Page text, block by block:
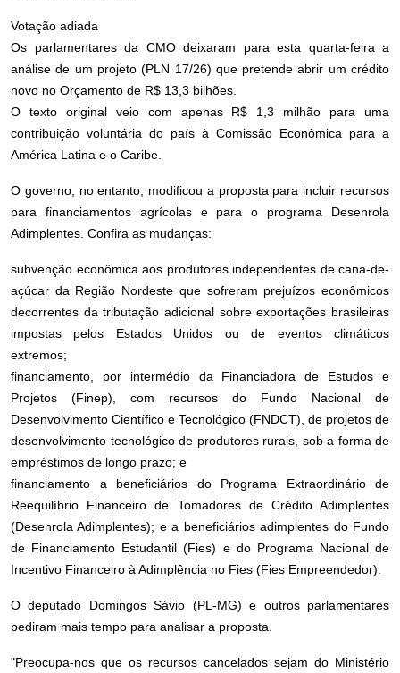
Votação adiada
Os parlamentares da CMO deixaram para esta quarta-feira a
análise de um projeto (PLN 17/26) que pretende abrir um crédito
novo no Orçamento de R$ 13,3 bilhões.
O texto original veio com apenas R$ 1,3 milhão para uma
contribuição voluntária do país à Comissão Econômica para a
América Latina e o Caribe.
O governo, no entanto, modificou a proposta para incluir recursos
para financiamentos agrícolas e para o programa Desenrola
Adimplentes. Confira as mudanças:
subvenção econômica aos produtores independentes de cana-de-
açúcar da Região Nordeste que sofreram prejuízos econômicos
decorrentes da tributação adicional sobre exportações brasileiras
impostas pelos Estados Unidos ou de eventos climáticos
extremos;
financiamento, por intermédio da Financiadora de Estudos e
Projetos (Finep), com recursos do Fundo Nacional de
Desenvolvimento Científico e Tecnológico (FNDCT), de projetos de
desenvolvimento tecnológico de produtores rurais, sob a forma de
empréstimos de longo prazo; e
financiamento a beneficiários do Programa Extraordinário de
Reequilíbrio Financeiro de Tomadores de Crédito Adimplentes
(Desenrola Adimplentes); e a beneficiários adimplentes do Fundo
de Financiamento Estudantil (Fies) e do Programa Nacional de
Incentivo Financeiro à Adimplência no Fies (Fies Empreendedor).
O deputado Domingos Sávio (PL-MG) e outros parlamentares
pediram mais tempo para analisar a proposta.
"Preocupa-nos que os recursos cancelados sejam do Ministério